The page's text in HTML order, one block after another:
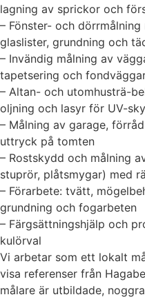
lagning av sprickor och
– Fönster- och
glaslister, grundning och
– Invändig målning av
tapetsering och
– Altan- och utomhusträ-
oljning och lasyr för UV-
– Målning av garage,
uttryck på tomten
– Rostskydd och målning
stuprör, plåtsmygar) med
– Förarbete: tvätt,
grundning och fogarbeten
– Färgsättningshjälp och
kulörval
Vi arbetar som ett lokalt
visa referenser från
målare är utbildade,